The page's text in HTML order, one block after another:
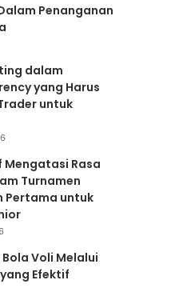
Penanganan
dalam
yang Harus
untuk
Mengatasi Rasa
Turnamen
Pertama untuk
Voli Melalui
Efektif